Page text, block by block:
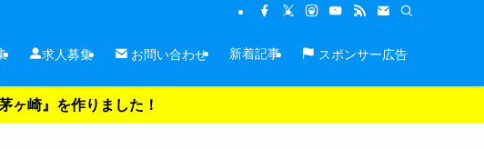
求人募集 お問い合わせ 新着記事 スポンサー広告
ヶ崎』を作りました！